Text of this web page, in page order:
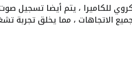
للكاميرا ، يتم أيضا تسجيل
الاتجاهات ، مما يخلق تجربة